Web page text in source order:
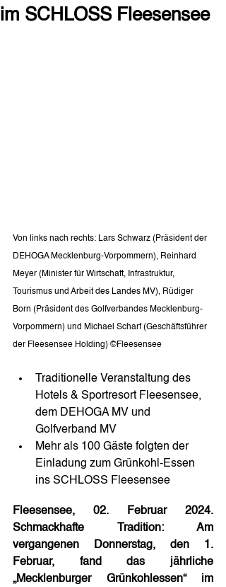
im SCHLOSS Fleesensee
Von links nach rechts: Lars Schwarz (Präsident der
DEHOGA Mecklenburg-Vorpommern), Reinhard
Meyer (Minister für Wirtschaft, Infrastruktur,
Tourismus und Arbeit des Landes MV), Rüdiger
Born (Präsident des Golfverbandes Mecklenburg-
Vorpommern) und Michael Scharf (Geschäftsführer
der Fleesensee Holding) ©Fleesensee
Traditionelle Veranstaltung des
Hotels & Sportresort Fleesensee,
dem DEHOGA MV und
Golfverband MV
Mehr als 100 Gäste folgten der
Einladung zum Grünkohl-Essen
ins SCHLOSS Fleesensee
Fleesensee, 02. Februar 2024.
Schmackhafte Tradition: Am
vergangenen Donnerstag, den 1.
Februar, fand das jährliche
„Mecklenburger Grünkohlessen“ im